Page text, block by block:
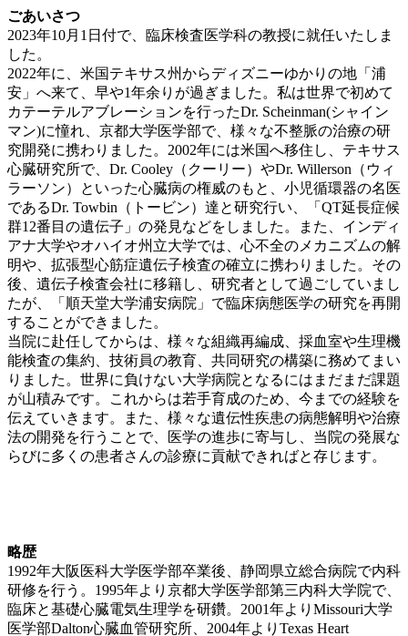
ごあいさつ
2023年10月1日付で、臨床検査医学科の教授に就任いたしま
した。
2022年に、米国テキサス州からディズニーゆかりの地「浦
安」へ来て、早や1年余りが過ぎました。私は世界で初めて
カテーテルアブレーションを行ったDr. Scheinman(シャイン
マン)に憧れ、京都大学医学部で、様々な不整脈の治療の研
究開発に携わりました。2002年には米国へ移住し、テキサス
心臓研究所で、Dr. Cooley（クーリー）やDr. Willerson（ウィ
ラーソン）といった心臓病の権威のもと、小児循環器の名医
であるDr. Towbin（トービン）達と研究行い、「QT延長症候
群12番目の遺伝子」の発見などをしました。また、インディ
アナ大学やオハイオ州立大学では、心不全のメカニズムの解
明や、拡張型心筋症遺伝子検査の確立に携わりました。その
後、遺伝子検査会社に移籍し、研究者として過ごしていまし
たが、「順天堂大学浦安病院」で臨床病態医学の研究を再開
することができました。
当院に赴任してからは、様々な組織再編成、採血室や生理機
能検査の集約、技術員の教育、共同研究の構築に務めてまい
りました。世界に負けない大学病院となるにはまだまだ課題
が山積みです。これからは若手育成のため、今までの経験を
伝えていきます。また、様々な遺伝性疾患の病態解明や治療
法の開発を行うことで、医学の進歩に寄与し、当院の発展な
らびに多くの患者さんの診療に貢献できればと存じます。
略歴
1992年大阪医科大学医学部卒業後、静岡県立総合病院で内科
研修を行う。1995年より京都大学医学部第三内科大学院で、
臨床と基礎心臓電気生理学を研鑽。2001年よりMissouri大学
医学部Dalton心臓血管研究所、2004年よりTexas Heart